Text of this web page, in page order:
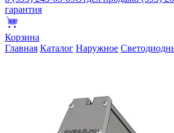
гарантия
Корзина
Главная Каталог Наружное